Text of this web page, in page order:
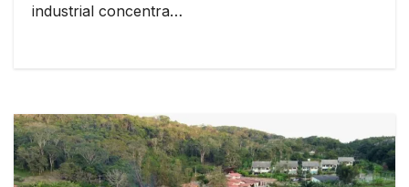
industrial concentra…